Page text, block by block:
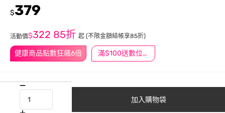
健康商品點數狂飆6倍 滿$100送數位印花
$379
活動價$322 85折 起 (不限金額結帳享85折)
加入購物袋